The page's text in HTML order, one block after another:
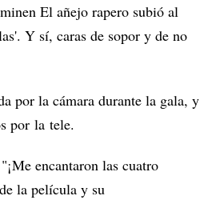
El añejo rapero subió al
Y sí, caras de sopor y de no
por la cámara durante la gala, y
por la tele.
encantaron las cuatro
la película y su